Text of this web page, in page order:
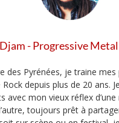
Djam - Progressive
des Pyrénées, je traine
Rock depuis plus de 20 ans.
avec mon vieux réflex
toujours prêt à